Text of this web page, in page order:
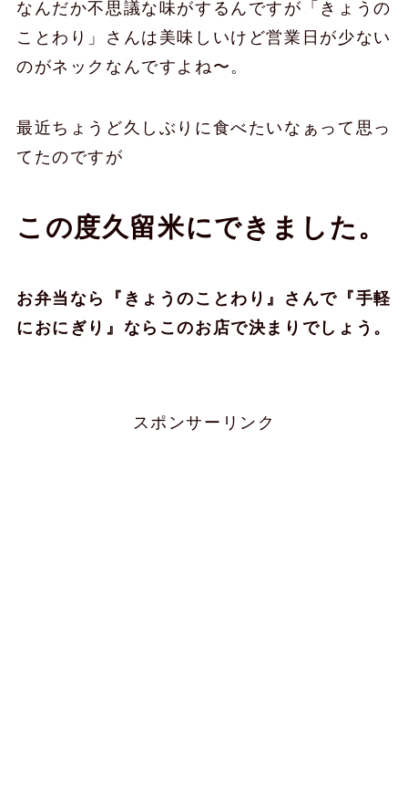
なんだか不思議な味がするんですが「きょうの
ことわり」さんは美味しいけど営業日が少ない
のがネックなんですよね〜。
最近ちょうど久しぶりに食べたいなぁって思っ
てたのですが
この度久留米にできました。
お弁当なら『きょうのことわり』さんで『手軽
におにぎり』ならこのお店で決まりでしょう。
スポンサーリンク